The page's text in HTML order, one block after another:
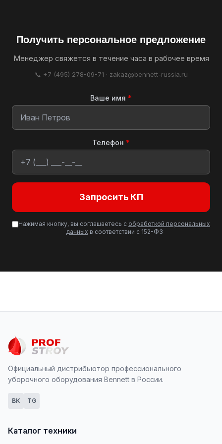
Получить персональное предложение
Менеджер свяжется в течение часа в рабочее время
📞 +7 (495) 278-09-71 · zakaz@bennett-russia.ru
Ваше имя *
Телефон *
Запросить КП
Нажимая кнопку, вы соглашаетесь с обработкой персональных
данных в соответствии с 152-ФЗ
Официальный дистрибьютор профессионального
уборочного оборудования Bennett в России.
ВК TG
Каталог техники